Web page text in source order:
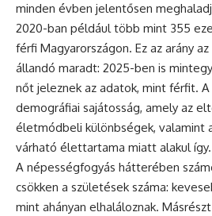
minden évben jelentősen
2020-ban például több mint 355
férfi Magyarországon. Ez az arány
állandó maradt: 2025-ben is
nőt jeleznek az adatok, mint férfit.
demográfiai sajátosság, amely az
életmódbeli különbségek, valamint
várható élettartama miatt alakul így.
A népességfogyás hátterében
csökken a születések száma:
mint ahányan elhaláloznak.